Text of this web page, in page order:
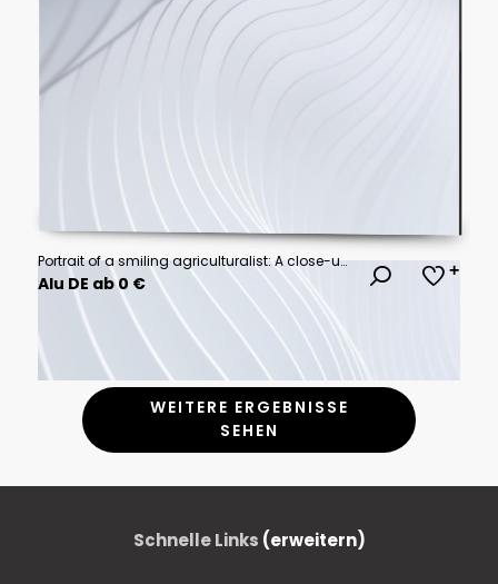
Portrait of a smiling agriculturalist: A close-up shot of a mature agriculturalist, his face etched with the wisdom of the land and the warmth of a genuine smile, stands amid a vibrant field.
Alu DE ab 0 €
WEITERE ERGEBNISSE
SEHEN
Schnelle Links (erweitern)